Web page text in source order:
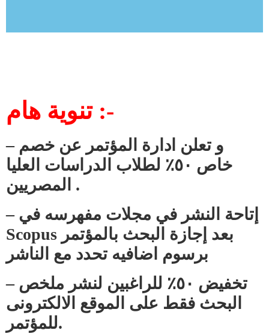
تنوية هام :-
– و تعلن ادارة المؤتمر عن خصم
خاص ٥٠٪ لطلاب الدراسات العليا
المصريين .
– إتاحة النشر في مجلات مفهرسه في
Scopus بعد إجازة البحث بالمؤتمر
برسوم اضافيه تحدد مع الناشر
– تخفيض ٥٠٪ للراغبين لنشر ملخص
البحث فقط على الموقع الالكترونى
للمؤتمر.